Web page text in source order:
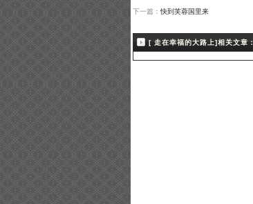
下一篇： 快到芙蓉国里来
[ 走在幸福的大路上]相关文章：